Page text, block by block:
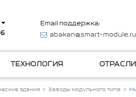
Email поддержка:
abakan@smart-module.ru
ТЕХНОЛОГИЯ ОТРАСЛИ
здания Заводы модульного типа